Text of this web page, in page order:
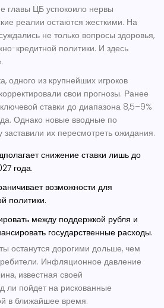
главы ЦБ успокоило нервы
реалии остаются жесткими. На
не только вопросы здоровья,
кредитной политики. И здесь
, одного из крупнейших игроков
свои прогнозы. Ранее
ставки до диапазона 8,5–9%
Однако новые вводные по
их пересмотреть ожидания.
снижение ставки лишь до
года.
возможности для
политики.
между поддержкой рубля и
государственные расходы.
останутся дорогими дольше, чем
Инфляционное давление
известная своей
ли пойдет на рискованные
в ближайшее время.